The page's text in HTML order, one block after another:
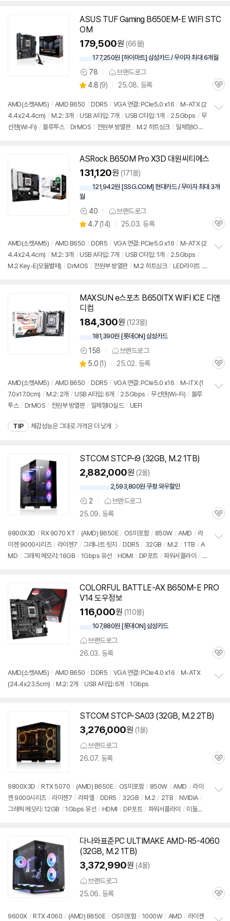
기
ASUS TUF Gaming B650EM-E WIFI STC
OM
179,500원 (66몰)
177,250원 [하이마트] 삼성카드 / 무이자 최대 6개월
상
품
견
78 브랜드로그
별
점
4.8 (상
리
뷰
9) 25.08. 등록
관
AMD(소켓AM5) / AMD B650 / DDR5 / VGA 연결: PCIe5.0 x16 / M-ATX (2
4.4x24.4cm) / M.2: 3개 / USB A타입: 7개 / USB C타입: 1개 / 2.5Gbps / 무
선랜(Wi-Fi) / 블루투스 / DrMOS / 전원부 방열판 / M.2 히트싱크 / 일체형IO실
ASRock B650M Pro X3D 대원씨티에스
131,120원 (171몰)
121,942원 [SSG.COM] 현대카드 / 무이자 최대 3개
월
상
품
견
40 브랜드로그
별
점
4.7 (상
리
뷰
14) 25.03. 등록
관
AMD(소켓AM5) / AMD B650 / DDR5 / VGA 연결: PCIe5.0 x16 / M-ATX (2
4.4x24.4cm) / M.2: 3개 / USB A타입: 7개 / USB C타입: 1개 / 2.5Gbps /
M.2 Key-E(모듈별매) / DrMOS / 전원부 방열판 / M.2 히트싱크 / LED라이트 /
기
MAXSUN e스포츠 B650ITX WIFI ICE 디앤
디컴
184,300원 (123몰)
181,390원 [롯데ON] 삼성카드
상
품
견
158 브랜드로그
별
점
5.0 (상
리
뷰
1) 25.02. 등록
관
AMD(소켓AM5) / AMD B650 / DDR5 / VGA 연결: PCIe5.0 x16 / M-iTX (1
7.0x17.0cm) / M.2: 2개 / USB A타입: 6개 / 2.5Gbps / 무선랜(Wi-Fi) / 블루
투스 / DrMOS / 전원부 방열판 / 일체형IO실드 / UEFI
TIP 체감성능은 그대로 가격은 더 낮게
STCOM STCP-i9 (32GB, M.2 1TB)
2,882,000원 (2몰)
우
할
인
2,593,800원 쿠팡 와우할인
상
품
견
2
브랜드로그
25.09. 등록
관
9800X3D / RX 9070 XT / (AMD) B650E / OS미포함 / 850W / AMD / 라
이젠 9000시리즈 / 라이젠7 / 그래니트 릿지 / DDR5 / 32GB / M.2 / 1TB / A
MD / 그래픽 메모리: 16GB / 1Gbps 유선 / HDMI / DP포트 / 파워서플라이 /
기
COLORFUL BATTLE-AX B650M-E PRO
V14 도우정보
116,000원 (110몰)
107,880원 [롯데ON] 삼성카드
브랜드로그
26.03. 등록
관
AMD(소켓AM5) / AMD B650 / DDR5 / VGA 연결: PCIe4.0 x16 / M-ATX
(24.4x23.5cm) / M.2: 2개 / USB A타입: 6개 / 1Gbps
STCOM STCP-SA03 (32GB, M.2 2TB)
3,276,000원 (1몰)
브랜드로그
26.07. 등록
관
9800X3D / RTX 5070 / (AMD) B650E / OS미포함 / 850W / AMD / 라이
젠 9000시리즈 / 라이젠7 / 라파엘 / DDR5 / 32GB / M.2 / 2TB / NVIDIA /
그래픽 메모리: 12GB / 1Gbps 유선 / HDMI / DP포트 / 파워서플라이 / 미들타
기
다나와표준PC ULTIMAKE AMD-R5-4060
(32GB, M.2 1TB)
3,372,990원 (4몰)
브랜드로그
25.06. 등록
관
9600X / RTX 4060 / (AMD) B650E / OS미포함 / 1000W / AMD / 라이젠